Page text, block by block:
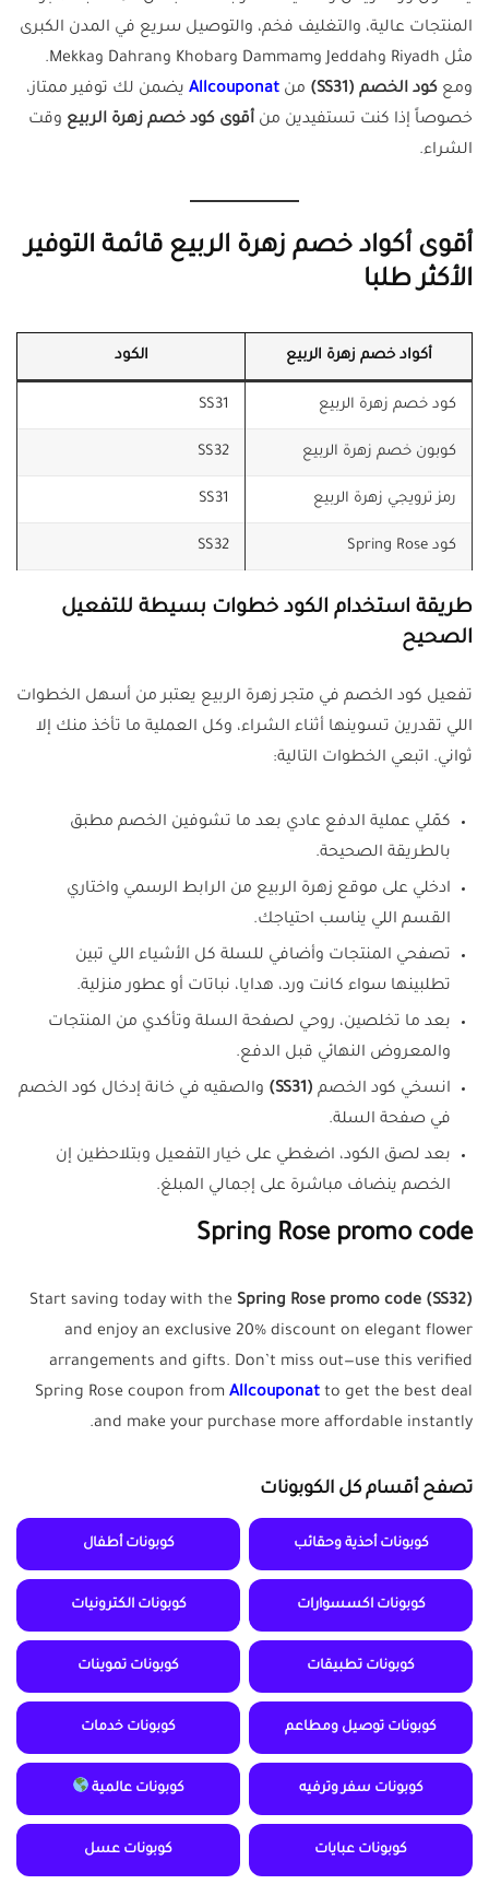
المنتجات عالية، والتغليف فخم، والتوصيل سريع في المدن الكبرى
مثل Riyadh وJeddah وDammam وKhobar وDahran وMekka.
ومع كود الخصم (SS31) من Allcouponat يضمن لك توفير ممتاز،
خصوصاً إذا كنت تستفيدين من أقوى كود خصم زهرة الربيع وقت
الشراء.
أقوى أكواد خصم زهرة الربيع قائمة التوفير
الأكثر طلبا
أكواد خصم زهرة الربيع الكود
كود خصم زهرة الربيع SS31
كوبون خصم زهرة الربيع SS32
رمز ترويجي زهرة الربيع SS31
كود Spring Rose SS32
طريقة استخدام الكود خطوات بسيطة للتفعيل
الصحيح
تفعيل كود الخصم في متجر زهرة الربيع يعتبر من أسهل الخطوات
اللي تقدرين تسوينها أثناء الشراء، وكل العملية ما تأخذ منك إلا
ثواني. اتبعي الخطوات التالية:
كمّلي عملية الدفع عادي بعد ما تشوفين الخصم مطبق
بالطريقة الصحيحة.
ادخلي على موقع زهرة الربيع من الرابط الرسمي واختاري
القسم اللي يناسب احتياجك.
تصفحي المنتجات وأضافي للسلة كل الأشياء اللي تبين
تطلبينها سواء كانت ورد، هدايا، نباتات أو عطور منزلية.
بعد ما تخلصين، روحي لصفحة السلة وتأكدي من المنتجات
والمعروض النهائي قبل الدفع.
انسخي كود الخصم (SS31)
والصقيه في خانة إدخال كود الخصم
في صفحة السلة.
بعد لصق الكود، اضغطي على خيار التفعيل وبتلاحظين إن
الخصم ينضاف مباشرة على إجمالي المبلغ.
Spring Rose promo code
Start saving today with the Spring Rose promo code (SS32)
and enjoy an exclusive 20% discount on elegant flower
arrangements and gifts. Don’t miss out—use this verified
Spring Rose coupon from Allcouponat to get the best deal
and make your purchase more affordable instantly.
تصفح أقسام كل الكوبونات
كوبونات أحذية وحقائب كوبونات أطفال
كوبونات اكسسوارات كوبونات الكترونيات
كوبونات تطبيقات كوبونات تموينات
كوبونات توصيل ومطاعم كوبونات خدمات
كوبونات سفر وترفيه كوبونات عالمية
كوبونات عبايات كوبونات عسل